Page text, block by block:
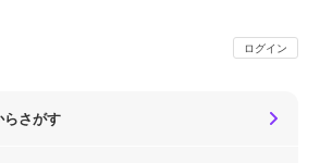
ログイン
らさがす